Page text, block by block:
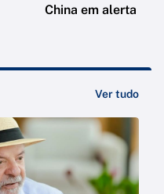
China em alerta
Ver tudo